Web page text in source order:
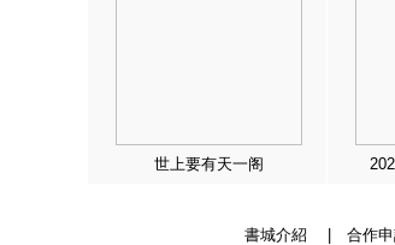
世上要有天一阁
書城介紹 合作